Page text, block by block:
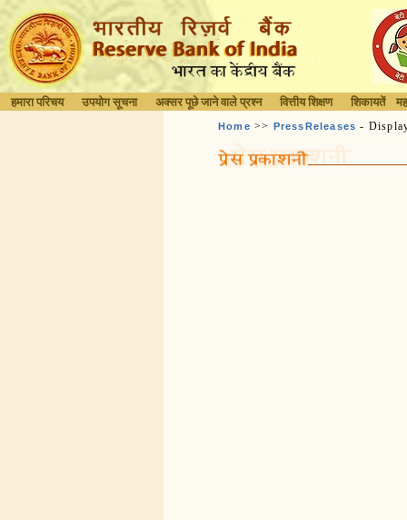
हमारा परिचय उपयोग सूचना अक्सर पूछे जाने वाले प्रश्न वित्तीय शिक्षण शिकायतें
Home >> PressReleases -